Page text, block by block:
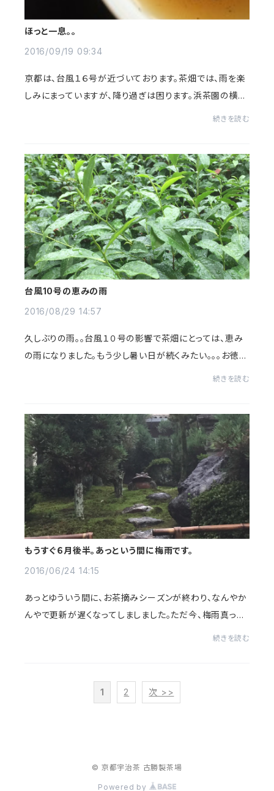
ほっと一息。。
2016/09/19 09:34
京都は、台風１６号が近づいております。茶畑では、雨を楽
しみにまっていますが、降り過ぎは困ります。浜茶園の横
続きを読む
台風10号の恵みの雨
2016/08/29 14:57
久しぶりの雨。。台風１０号の影響で茶畑にとっては、恵み
の雨になりました。もう少し暑い日が続くみたい。。。お徳用
続きを読む
もうすぐ６月後半。あっという間に梅雨です。
2016/06/24 14:15
あっとゆういう間に、お茶摘みシーズンが終わり、なんやか
んやで更新が遅くなってしましました。ただ今、梅雨真っ最
続きを読む
1 2 次 >>
© 京都宇治茶 古勝製茶場
Powered by